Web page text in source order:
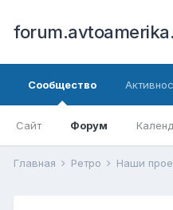
Сообщество
Сайт Форум
Главная Ретро Наши